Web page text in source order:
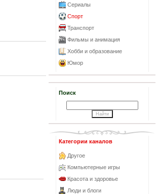
Сериалы
Спорт
Транспорт
Фильмы и анимация
Хобби и образование
Юмор
Поиск
Категории каналов
Другое
Компьютерные игры
Красота и здоровье
Люди и блоги